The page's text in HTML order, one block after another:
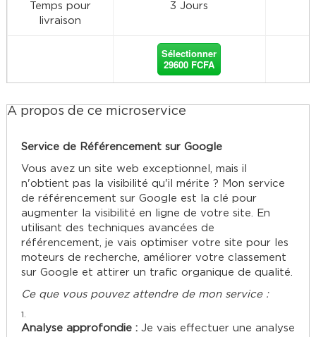
Temps pour
livraison
3 Jours
Sélectionner
29600 FCFA
À propos de ce microservice
Service de Référencement sur Google
Vous avez un site web exceptionnel, mais il
n'obtient pas la visibilité qu'il mérite ? Mon service
de référencement sur Google est la clé pour
augmenter la visibilité en ligne de votre site. En
utilisant des techniques avancées de
référencement, je vais optimiser votre site pour les
moteurs de recherche, améliorer votre classement
sur Google et attirer un trafic organique de qualité.
Ce que vous pouvez attendre de mon service :
Analyse approfondie :Je vais effectuer une analyse